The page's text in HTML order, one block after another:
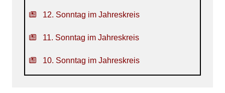
12. Sonntag im Jahreskreis
11. Sonntag im Jahreskreis
10. Sonntag im Jahreskreis